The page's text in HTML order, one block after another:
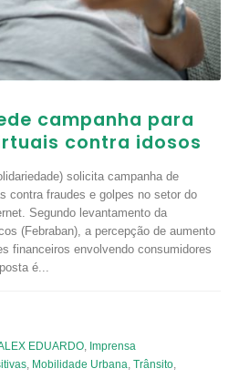
campanha para
contra idosos
solicita campanha de
contra fraudes e golpes no setor do
Segundo levantamento da
(Febraban), a percepção de aumento
financeiros envolvendo consumidores
é...
EDUARDO Imprensa
, Mobilidade Urbana Trânsito,